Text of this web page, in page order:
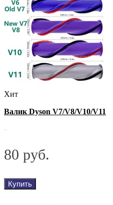
Хит
Валик Dyson V7/V8/V10/V11
80 руб.
Купить